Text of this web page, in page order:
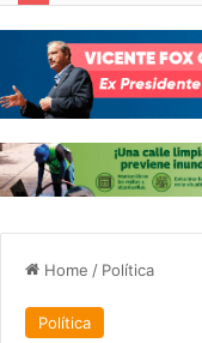
Home / Política
Política